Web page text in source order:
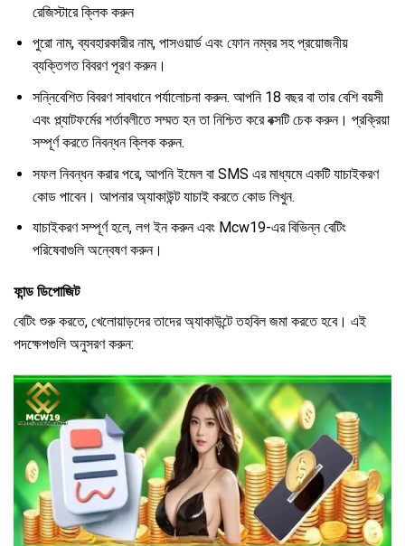
রেজিস্টারে ক্লিক করুন
পুরো নাম, ব্যবহারকারীর নাম, পাসওয়ার্ড এবং ফোন নম্বর সহ প্রয়োজনীয়
ব্যক্তিগত বিবরণ পূরণ করুন।
সন্নিবেশিত বিবরণ সাবধানে পর্যালোচনা করুন. আপনি 18 বছর বা তার বেশি বয়সী
এবং প্ল্যাটফর্মের শর্তাবলীতে সম্মত হন তা নিশ্চিত করে বক্সটি চেক করুন। প্রক্রিয়া
সম্পূর্ণ করতে নিবন্ধন ক্লিক করুন.
সফল নিবন্ধন করার পরে, আপনি ইমেল বা SMS এর মাধ্যমে একটি যাচাইকরণ
কোড পাবেন। আপনার অ্যাকাউন্ট যাচাই করতে কোড লিখুন.
যাচাইকরণ সম্পূর্ণ হলে, লগ ইন করুন এবং Mcw19-এর বিভিন্ন বেটিং
পরিষেবাগুলি অন্বেষণ করুন।
ফান্ড ডিপোজিট
বেটিং শুরু করতে, খেলোয়াড়দের তাদের অ্যাকাউন্টে তহবিল জমা করতে হবে। এই
পদক্ষেপগুলি অনুসরণ করুন: